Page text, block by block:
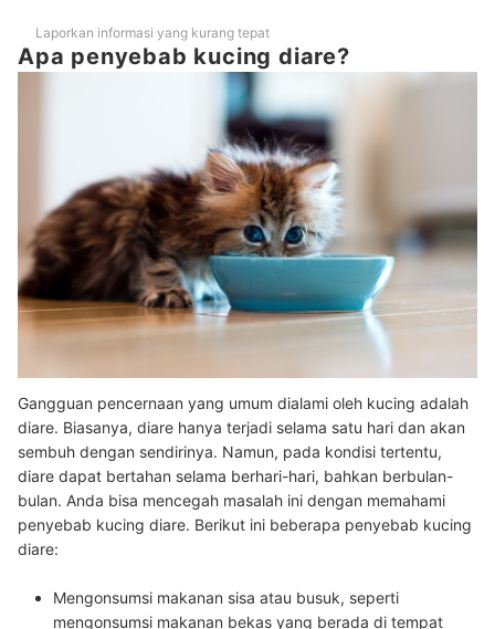
Laporkan informasi yang kurang tepat
Apa penyebab kucing diare?
Gangguan pencernaan yang umum dialami oleh kucing adalah
diare. Biasanya, diare hanya terjadi selama satu hari dan akan
sembuh dengan sendirinya. Namun, pada kondisi tertentu,
diare dapat bertahan selama berhari-hari, bahkan berbulan-
bulan. Anda bisa mencegah masalah ini dengan memahami
penyebab kucing diare. Berikut ini beberapa penyebab kucing
diare:
Mengonsumsi makanan sisa atau busuk, seperti
mengonsumsi makanan bekas yang berada di tempat